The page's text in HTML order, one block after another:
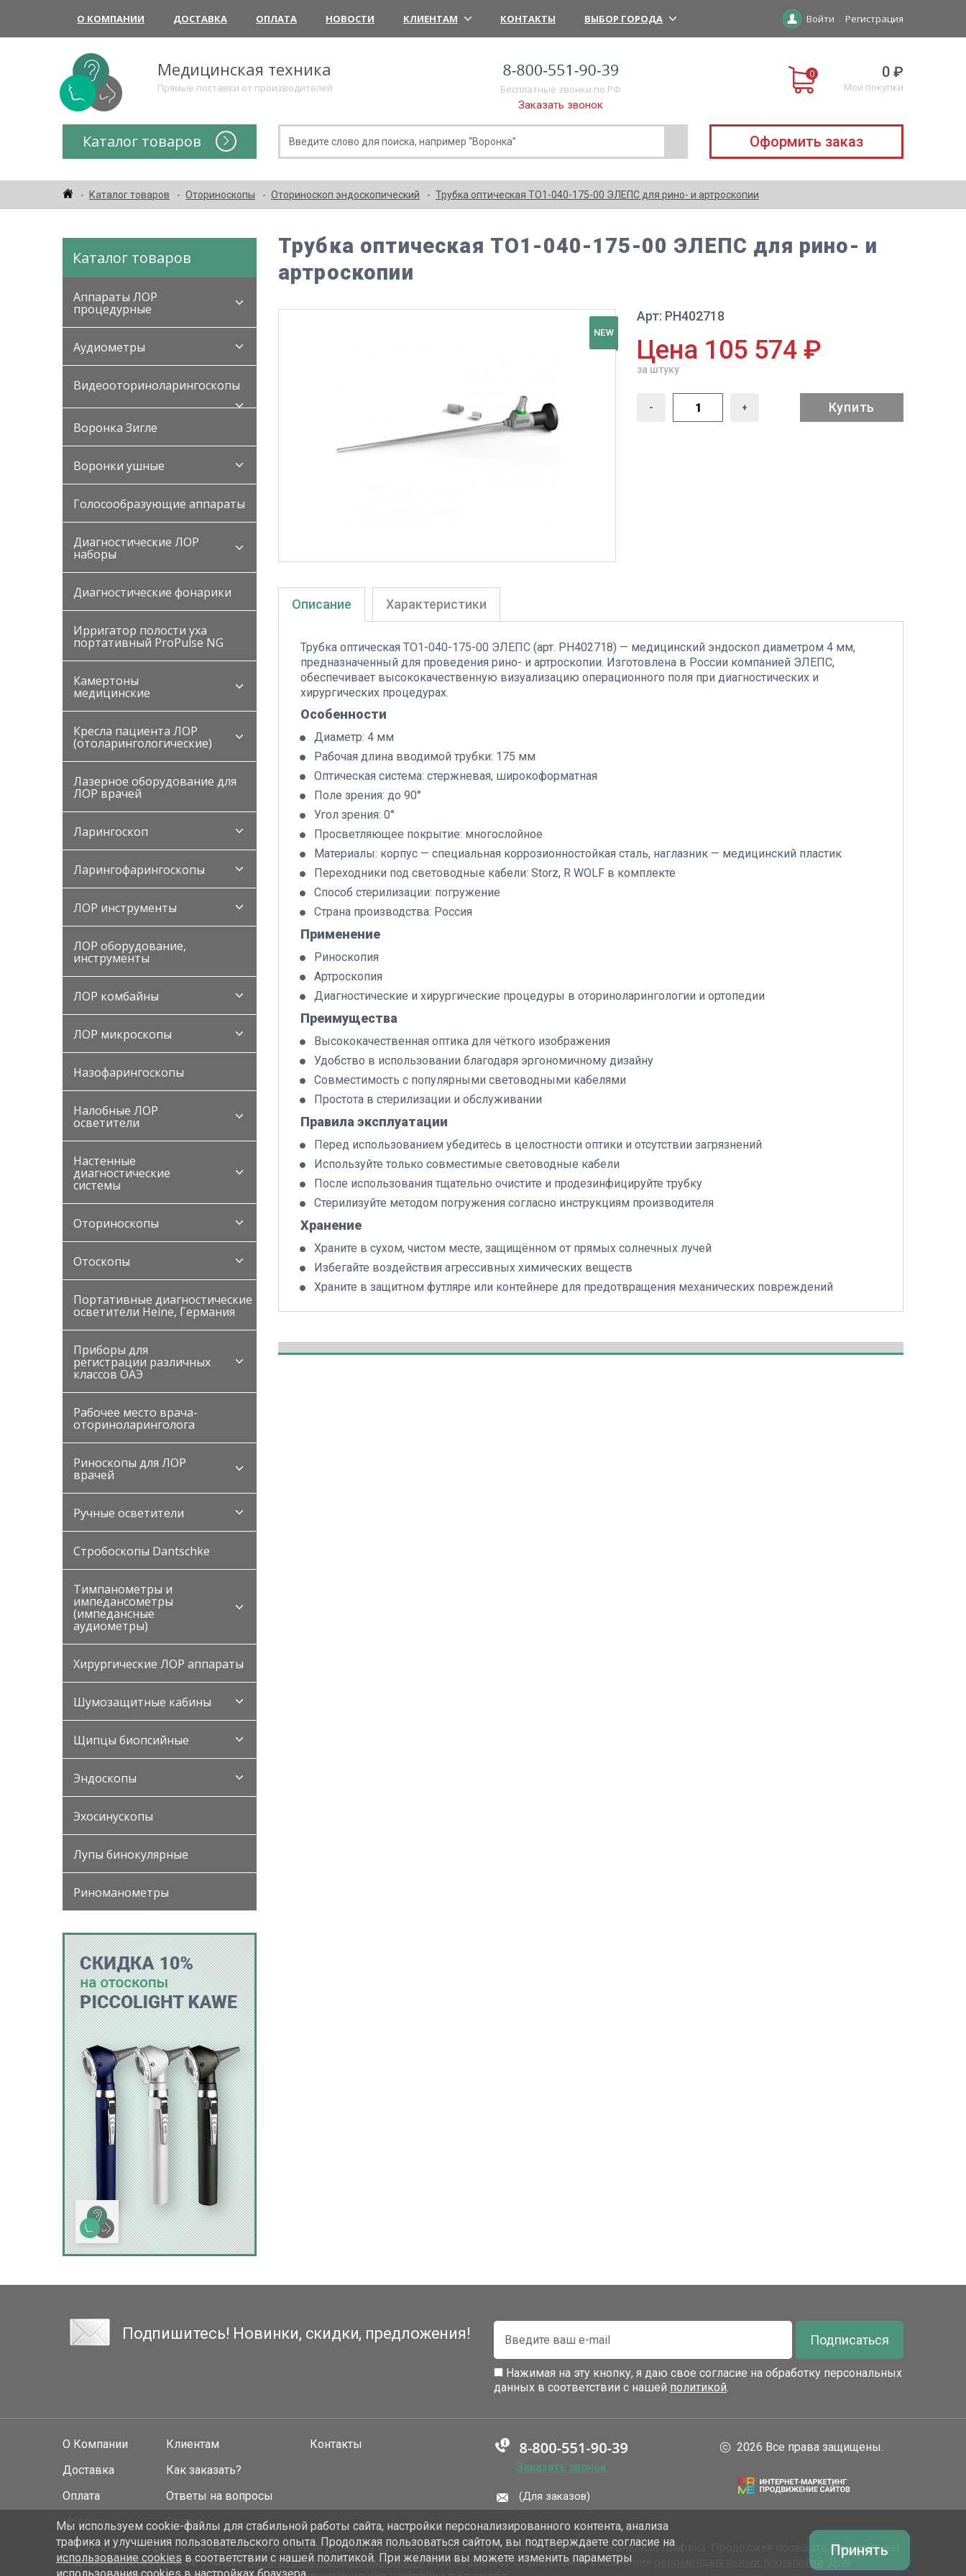
О КОМПАНИИ ДОСТАВКА ОПЛАТА НОВОСТИ КЛИЕНТАМ КОНТАКТЫ ВЫБОР ГОРОДА Войти Регистрация
Медицинская техника
Прямые поставки от производителей
Бесплатные звонки по РФ
Заказать звонок
0 ₽
Мои покупки
Каталог товаров Оформить заказ
Каталог товаров Оториноскопы Оториноскоп эндоскопический Трубка оптическая ТО1-040-175-00 ЭЛЕПС для рино- и артроскопии
Каталог товаров
Аппараты ЛОР
процедурные
Аудиометры
Видеооториноларингоскопы
Воронка Зигле
Воронки ушные
Голосообразующие аппараты
Диагностические ЛОР
наборы
Диагностические фонарики
Ирригатор полости уха
портативный ProPulse NG
Камертоны
медицинские
Кресла пациента ЛОР
(отоларингологические)
Лазерное оборудование для
ЛОР врачей
Ларингоскоп
Ларингофарингоскопы
ЛОР инструменты
ЛОР оборудование,
инструменты
ЛОР комбайны
ЛОР микроскопы
Назофарингоскопы
Налобные ЛОР
осветители
Настенные
диагностические
системы
Оториноскопы
Отоскопы
Портативные диагностические
осветители Heine, Германия
Приборы для
регистрации различных
классов ОАЭ
Рабочее место врача-
оториноларинголога
Риноскопы для ЛОР
врачей
Ручные осветители
Стробоскопы Dantschke
Тимпанометры и
импедансометры
(импедансные
аудиометры)
Хирургические ЛОР аппараты
Шумозащитные кабины
Щипцы биопсийные
Эндоскопы
Эхосинускопы
Лупы бинокулярные
Риноманометры
Трубка оптическая ТО1-040-175-00 ЭЛЕПС для рино- и
артроскопии
NEW
Арт: РН402718
Цена 105 574 ₽
за штуку
- + Купить
Описание
Трубка оптическая ТО1-040-175-00 ЭЛЕПС (арт. РН402718) — медицинский эндоскоп диаметром 4 мм,
предназначенный для проведения рино- и артроскопии. Изготовлена в России компанией ЭЛЕПС,
обеспечивает высококачественную визуализацию операционного поля при диагностических и
хирургических процедурах.
Особенности
Диаметр: 4 мм
Рабочая длина вводимой трубки: 175 мм
Оптическая система: стержневая, широкоформатная
Поле зрения: до 90°
Угол зрения: 0°
Просветляющее покрытие: многослойное
Материалы: корпус — специальная коррозионностойкая сталь, наглазник — медицинский пластик
Переходники под световодные кабели: Storz, R WOLF в комплекте
Способ стерилизации: погружение
Страна производства: Россия
Применение
Риноскопия
Артроскопия
Диагностические и хирургические процедуры в оториноларингологии и ортопедии
Преимущества
Высококачественная оптика для чёткого изображения
Удобство в использовании благодаря эргономичному дизайну
Совместимость с популярными световодными кабелями
Простота в стерилизации и обслуживании
Правила эксплуатации
Перед использованием убедитесь в целостности оптики и отсутствии загрязнений
Используйте только совместимые световодные кабели
После использования тщательно очистите и продезинфицируйте трубку
Стерилизуйте методом погружения согласно инструкциям производителя
Хранение
Храните в сухом, чистом месте, защищённом от прямых солнечных лучей
Избегайте воздействия агрессивных химических веществ
Храните в защитном футляре или контейнере для предотвращения механических повреждений
Характеристики
Подпишитесь! Новинки, скидки, предложения! Подписаться
Нажимая на эту кнопку, я даю свое согласие на обработку персональных
данных в соответствии с нашей политикой.
О Компании
Доставка
Оплата
Новости
Клиентам
Как заказать?
Ответы на вопросы
Статьи
Контакты
Заказать звонок
(Для заказов)
2026 Все права защищены.
Мы используем файлыcookiesдля повышения удобства использования сайта, настройки рекламы и анализа трафика. Продолжая посещать наш сайт, вы
подтверждаете согласие с нашей политикой конфиденциальностии соглашаетесь с правилами применения рекомендательных технологий
. Для
Мы используем cookie-файлы для стабильной работы сайта, настройки персонализированного контента, анализа
трафика и улучшения пользовательского опыта. Продолжая пользоваться сайтом, вы подтверждаете согласие на
использование cookies в соответствии с нашей политикой. При желании вы можете изменить параметры
Принять